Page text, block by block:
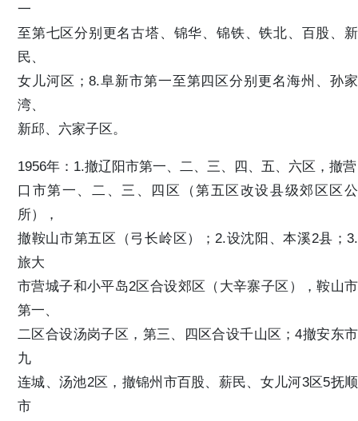
一
至第七区分别更名古塔、锦华、锦铁、铁北、百股、新
民、
女儿河区；8.阜新市第一至第四区分别更名海州、孙家
湾、
新邱、六家子区。
1956年：1.撤辽阳市第一、二、三、四、五、六区，撤营
口市第一、二、三、四区（第五区改设县级郊区区公
所），
撤鞍山市第五区（弓长岭区）；2.设沈阳、本溪2县；3.
旅大
市营城子和小平岛2区合设郊区（大辛寨子区），鞍山市
第一、
二区合设汤岗子区，第三、四区合设千山区；4撤安东市
九
连城、汤池2区，撤锦州市百股、薪民、女儿河3区5抚顺
市